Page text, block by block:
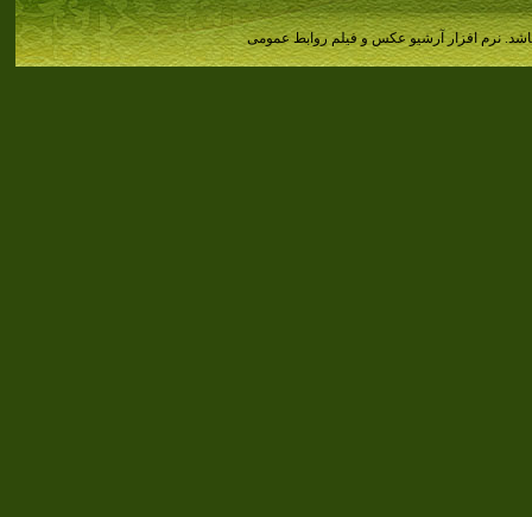
نرم افزار آرشیو عکس و فیلم روابط عمومی